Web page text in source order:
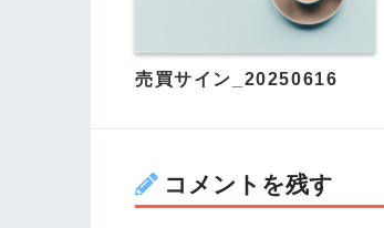
売買サイン_20250616
コメントを残す